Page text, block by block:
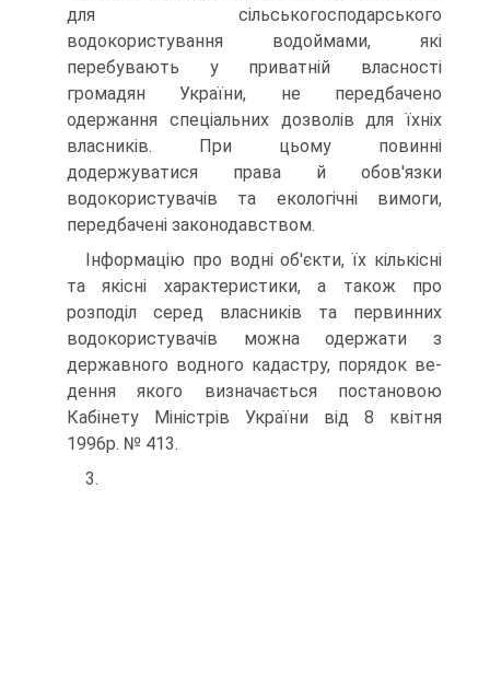
для сільськогосподарського
водокористування водойма­ми, які
перебувають у приватній власності
громадян України, не пе­редбачено
одержання спеціальних дозволів для їхніх
власників. При цьому повинні
додержуватися права й обов'язки
водокористувачів та екологічні вимоги,
передбачені законодавством.
Інформацію про водні об'єкти, їх кількісні
та якісні характерис­тики, а також про
розподіл серед власників та первинних
водокорис­тувачів можна одержати з
державного водного кадастру, порядок ве­
дення якого визначається постановою
Кабінету Міністрів України від 8 квітня
1996р. № 413.
3.